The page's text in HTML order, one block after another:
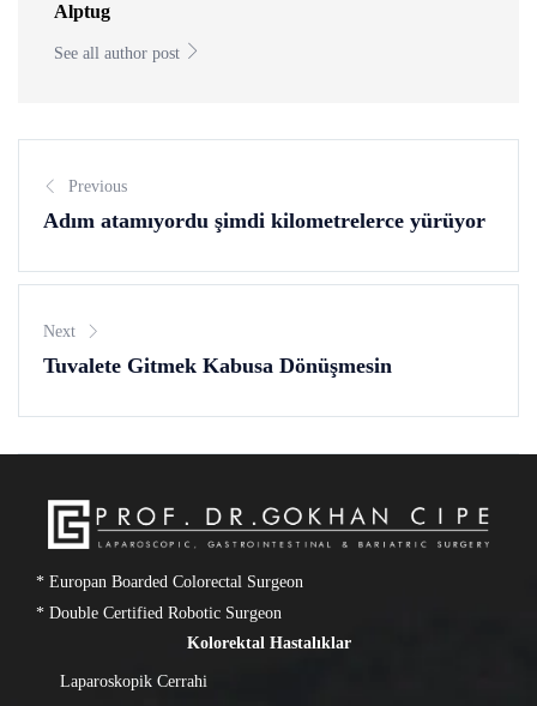
Alptug
See all author post
Previous
Adım atamıyordu şimdi kilometrelerce yürüyor
Next
Tuvalete Gitmek Kabusa Dönüşmesin
* Europan Boarded Colorectal Surgeon
* Double Certified Robotic Surgeon
Kolorektal Hastalıklar
Laparoskopik Cerrahi